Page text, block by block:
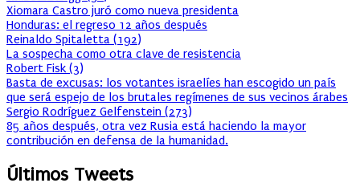
Xiomara Castro juró como nueva presidenta
Honduras: el regreso 12 años después
Reinaldo Spitaletta (192)
La sospecha como otra clave de resistencia
Robert Fisk (3)
Basta de excusas: los votantes israelíes han escogido un país
que será espejo de los brutales regímenes de sus vecinos árabes
Sergio Rodríguez Gelfenstein (273)
85 años después, otra vez Rusia está haciendo la mayor
contribución en defensa de la humanidad.
Últimos Tweets